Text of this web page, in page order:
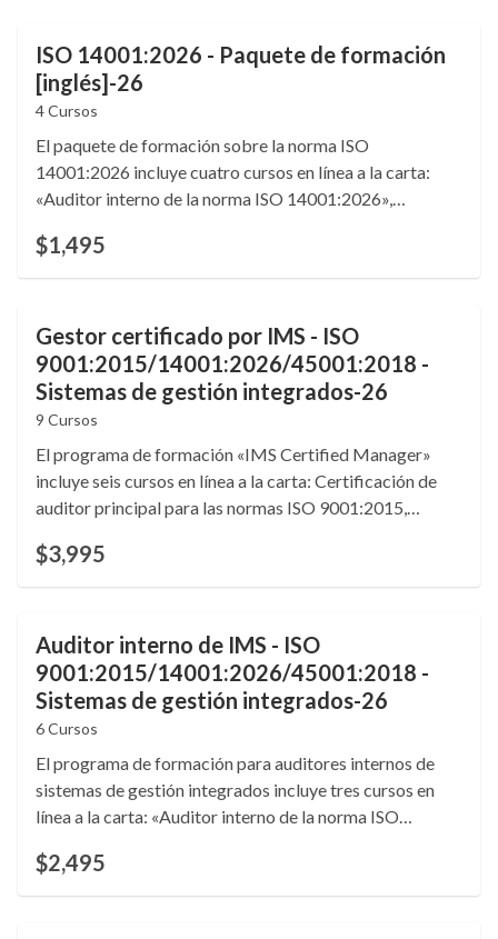
(CEU).
ISO 14001:2026 - Paquete de formación
[inglés]-26
4 Cursos
El paquete de formación sobre la norma ISO
14001:2026 incluye cuatro cursos en línea a la carta:
«Auditor interno de la norma ISO 14001:2026»,
«Buenas prácticas de documentación: ALCOA» y
«Análisis de modos de fallo y efectos (FMEA)». Idioma:
$1,495
Gestor certificado por IMS - ISO
9001:2015/14001:2026/45001:2018 -
Sistemas de gestión integrados-26
9 Cursos
El programa de formación «IMS Certified Manager»
incluye seis cursos en línea a la carta: Certificación de
auditor principal para las normas ISO 9001:2015,
gestión de riesgos ISO 31000:2018, así como cursos
sobre buenas prácticas de distribución (GDP) y análisis
continua (CEU). Idioma: inglés.
$3,995
Auditor interno de IMS - ISO
9001:2015/14001:2026/45001:2018 -
Sistemas de gestión integrados-26
6 Cursos
El programa de formación para auditores internos de
sistemas de gestión integrados incluye tres cursos en
línea a la carta: «Auditor interno de la norma ISO
45001:2018» y «Auditor interno de la norma ISO
14001:2026». 5,6 créditos de formación continua (CEU).
$2,495